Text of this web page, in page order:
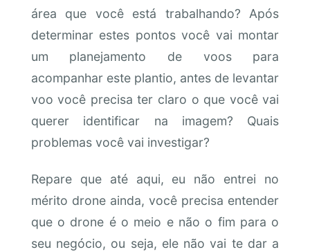
área que você está trabalhando? Após
determinar estes pontos você vai montar
um planejamento de voos para
acompanhar este plantio, antes de levantar
voo você precisa ter claro o que você vai
querer identificar na imagem? Quais
problemas você vai investigar?
Repare que até aqui, eu não entrei no
mérito drone ainda, você precisa entender
que o drone é o meio e não o fim para o
seu negócio, ou seja, ele não vai te dar a